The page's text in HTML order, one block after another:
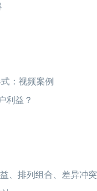
：视频案例
利益？
、排列组合、差异冲突